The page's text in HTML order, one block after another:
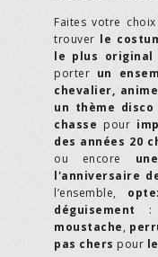
Faites votre
trouver le
le plus original
porter un
chevalier,
un thème disco
chasse pour
des années 20
ou encore
l'anniversaire
l’ensemble,
déguisement :
moustache,
pas chers pour